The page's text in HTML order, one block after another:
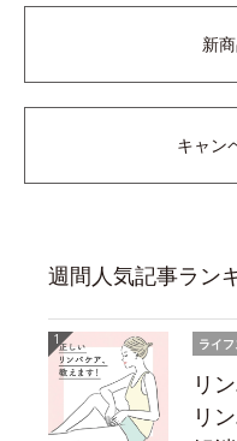
新
キャン
週間人気記事ラン
ライ
リ
リ